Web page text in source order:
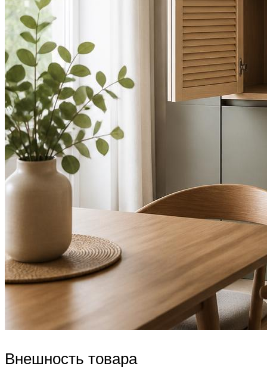
Внешность товара